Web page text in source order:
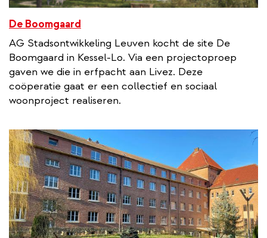
De Boomgaard
AG Stadsontwikkeling Leuven kocht de site De
Boomgaard in Kessel-Lo. Via een projectoproep
gaven we die in erfpacht aan Livez. Deze
coöperatie gaat er een collectief en sociaal
woonproject realiseren.